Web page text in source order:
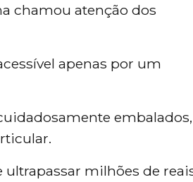
chamou atenção dos
apenas por um
embalados,
milhões de